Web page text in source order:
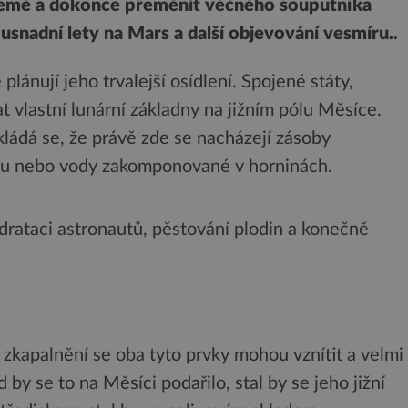
a dokonce přeměnit věčného souputníka
lety na Mars a další objevování vesmíru..
jeho trvalejší osídlení. Spojené státy,
vlastní lunární základny na jižním pólu Měsíce.
se, že právě zde se nacházejí zásoby
nebo vody zakomponované v horninách.
astronautů, pěstování plodin a konečně
se oba tyto prvky mohou vznítit a velmi
by se to na Měsíci podařilo, stal by se jeho jižní